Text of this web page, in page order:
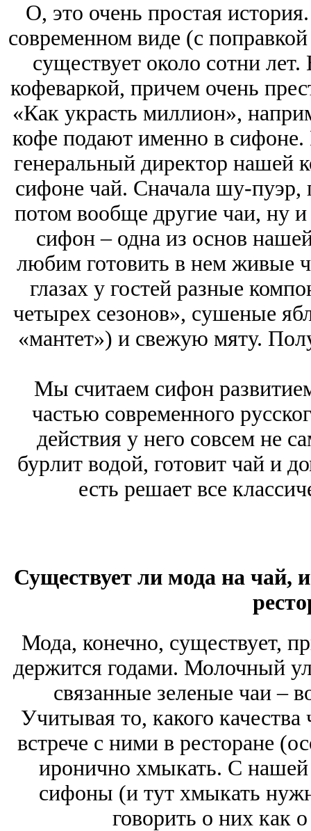
О, это очень простая
современном виде (с
существует около сотни
кофеваркой, причем очень
«Как украсть миллион»,
кофе подают именно в
генеральный директор нашей
сифоне чай. Сначала шу-
потом вообще другие чаи, ну
сифон – одна из основ
любим готовить в нем живые
глазах у гостей разные
четырех сезонов», сушеные
«мантет») и свежую мяту.
Мы считаем сифон
частью современного
действия у него совсем не
бурлит водой, готовит чай и
есть решает все
Существует ли мода на чай,
Мода, конечно, существует,
держится годами. Молочный
связанные зеленые чаи –
Учитывая то, какого
встрече с ними в ресторане
иронично хмыкать. С нашей
сифоны (и тут хмыкать
говорить о них как